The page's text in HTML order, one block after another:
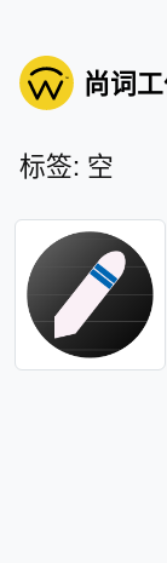
尚词
标签: 空